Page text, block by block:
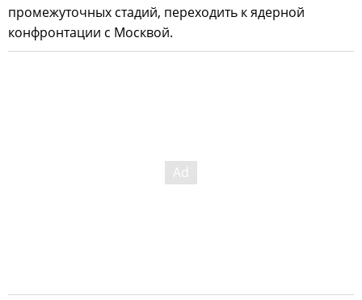
промежуточных стадий, переходить к ядерной
конфронтации с Москвой.